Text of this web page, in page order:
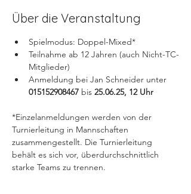
Über die Veranstaltung
Spielmodus: Doppel-Mixed*
Teilnahme ab 12 Jahren (auch Nicht-TC-
Mitglieder)
Anmeldung bei Jan Schneider unter
015152908467 bis 25.06.25, 12 Uhr
*Einzelanmeldungen werden von der
Turnierleitung in Mannschaften
zusammengestellt. Die Turnierleitung
behält es sich vor, überdurchschnittlich
starke Teams zu trennen.